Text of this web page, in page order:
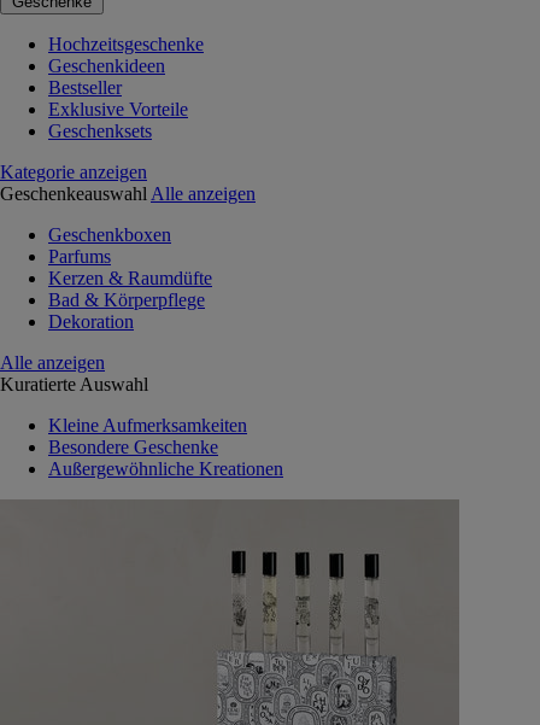
Hochzeitsgeschenke
Geschenkideen
Bestseller
Exklusive Vorteile
Geschenksets
Kategorie anzeigen
Geschenkeauswahl Alle anzeigen
Geschenkboxen
Parfums
Kerzen & Raumdüfte
Bad & Körperpflege
Dekoration
Alle anzeigen
Kuratierte Auswahl
Kleine Aufmerksamkeiten
Besondere Geschenke
Außergewöhnliche Kreationen